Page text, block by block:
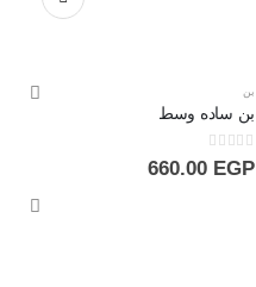
بن
بن ساده وسط
0
out of 5
660.00 EGP